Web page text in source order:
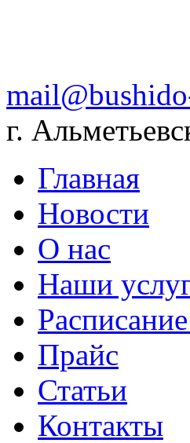
г.
Главная
Новости
О нас
Наши
Прайс
Статьи
Контакты